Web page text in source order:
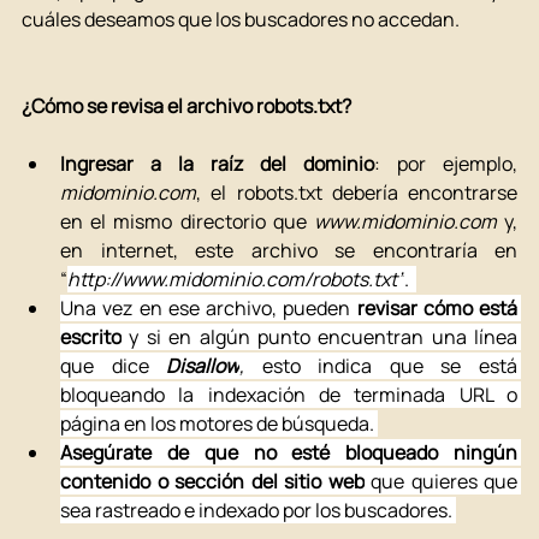
cuáles deseamos que los buscadores no accedan.
¿Cómo se revisa el archivo robots.txt?
Ingresar a la raíz del dominio
midominio.com, el robots.txt debería encontrarse
en el mismo directorio que www.midominio.com y,
en internet, este archivo se encontraría en
“http://www.midominio.com/robots.txt”.
Una vez en ese archivo, pueden revisar cómo está
escrito y si en algún punto encuentran una línea
que dice Disallow, esto indica que se está
bloqueando la indexación de terminada URL o
página en los motores de búsqueda.
Asegúrate de que no esté bloqueado ningún
contenido o sección del sitio web que quieres que
sea rastreado e indexado por los buscadores.